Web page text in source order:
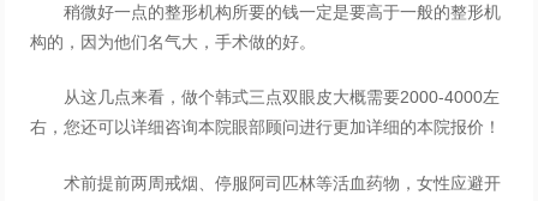
稍微好一点的整形机构所要的钱一定是要高于一般的整形机
构的，因为他们名气大，手术做的好。
从这几点来看，做个韩式三点双眼皮大概需要2000-4000左
右，您还可以详细咨询本院眼部顾问进行更加详细的本院报价！
术前提前两周戒烟、停服阿司匹林等活血药物，女性应避开